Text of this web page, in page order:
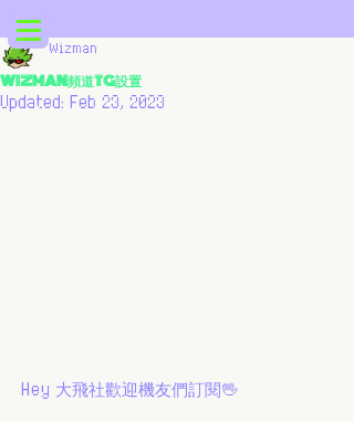
WIZMAN頻道TG設置
Wizman
Updated: Feb 23, 2023
Hey 大飛社歡迎機友們訂閱🖖